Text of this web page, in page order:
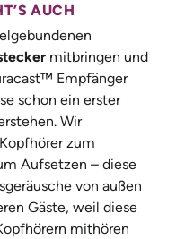
AUCH
mitbringen und
Empfänger
schon ein erster
Wir
zum
Aufsetzen – diese
von außen
Gäste, weil diese
mithören